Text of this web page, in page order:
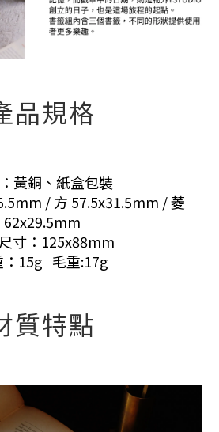
品規格
黃銅、紙盒包裝
/ 方 57.5x31.5mm / 菱
62x29.5mm
寸：125x88mm
：15g 毛重:17g
質特點